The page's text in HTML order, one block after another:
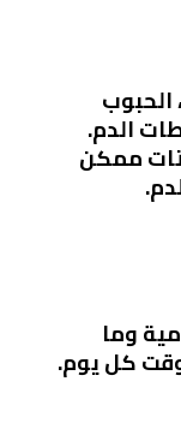
الحبوب
الدم.
ممكن
وما
كل يوم.